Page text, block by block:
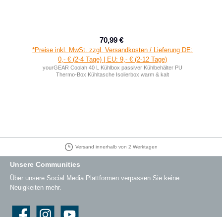
Verkaufspreis:
70,99 €
*Preise inkl. MwSt. zzgl. Versandkosten / Lieferung DE:
0,- € (2-4 Tage) | EU: 9,- € (2-12 Tage)
yourGEAR Coolah 40 L Kühlbox passiver Kühlbehälter PU
Thermo-Box Kühltasche Isolierbox warm & kalt
Versand innerhalb von 2 Werktagen
Unsere Communities
Über unsere Social Media Plattformen verpassen Sie keine
Neuigkeiten mehr.